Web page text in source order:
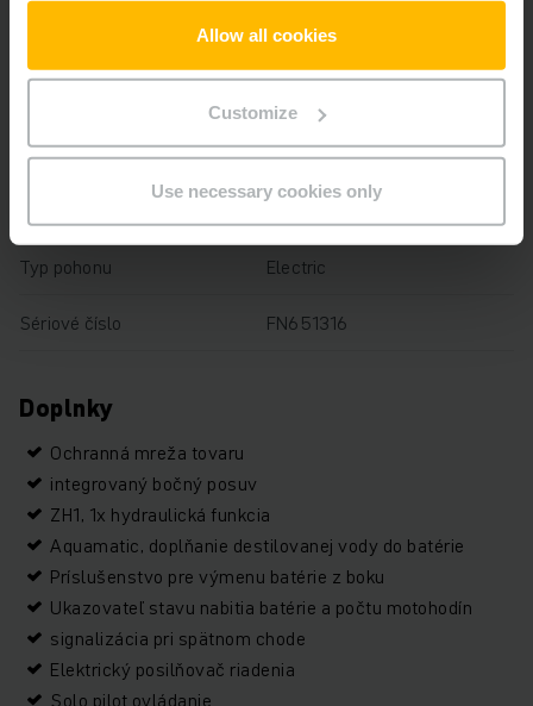
Allow all cookies
Customize
Use necessary cookies only
857 h
Dĺžka vidlíc 1150 mm
Typ pohonu Electric
Sériové číslo FN651316
Doplnky
Ochranná mreža tovaru
integrovaný bočný posuv
ZH1, 1x hydraulická funkcia
Aquamatic, doplňanie destilovanej vody do batérie
Príslušenstvo pre výmenu batérie z boku
Ukazovateľ stavu nabitia batérie a počtu motohodín
signalizácia pri spätnom chode
Elektrický posilňovač riadenia
Solo pilot ovládanie